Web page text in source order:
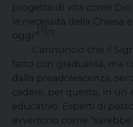
progetto di vita come
le necessità della Chiesa
oggi”
[1] [1]
L’annuncio che il
fatto con gradualità, ma
dalla preadolescenza,
cadere, per questo, in un
educativo. Esperti di
avvertono come